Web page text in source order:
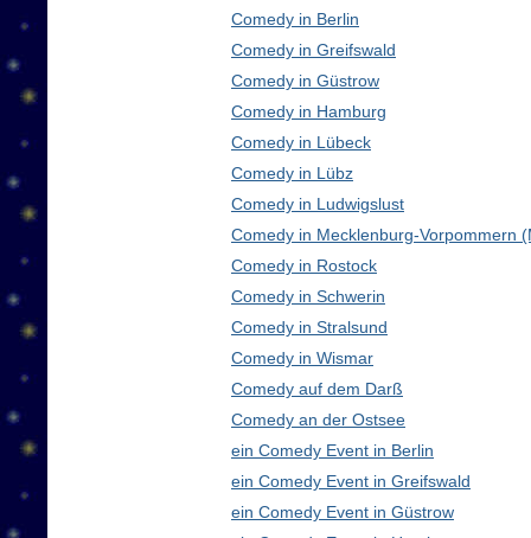
Comedy in Berlin
Comedy in Greifswald
Comedy in Güstrow
Comedy in Hamburg
Comedy in Lübeck
Comedy in Lübz
Comedy in Ludwigslust
Comedy in Mecklenburg-Vorpommern
Comedy in Rostock
Comedy in Schwerin
Comedy in Stralsund
Comedy in Wismar
Comedy auf dem Darß
Comedy an der Ostsee
ein Comedy Event in Berlin
ein Comedy Event in Greifswald
ein Comedy Event in Güstrow